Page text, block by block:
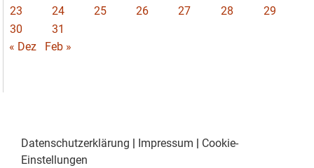
23
24 25 26 27 28
29
30
31
« Dez
Feb »
Datenschutzerklärung | Impressum | Cookie-
Einstellungen